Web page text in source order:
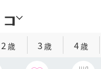
2 歳 3歳 4歳